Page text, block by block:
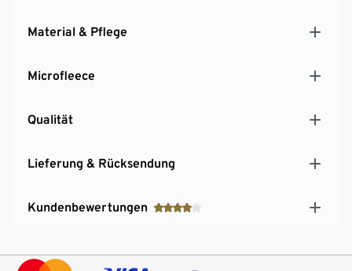
Material & Pflege
Microfleece
Qualität
Lieferung & Rücksendung
Kundenbewertungen